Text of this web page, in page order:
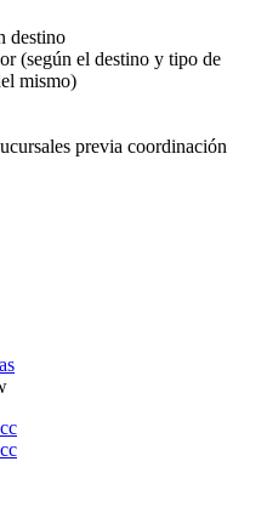
destino
(según el destino y tipo de
mismo)
previa coordinación